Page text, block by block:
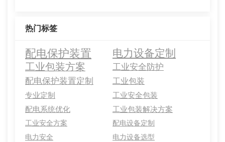
热门标签
配电保护装置 电力设备定制
工业包装方案
工业安全防护
配电保护装置定制
工业包装
专业定制
工业安全包装
配电系统优化
工业包装解决方案
工业安全方案
配电设备定制
电力安全
电力设备选型